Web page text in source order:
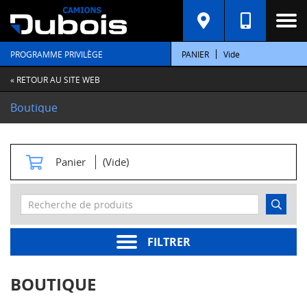
PROGRAMME PRIVILÈGE PANIER Vide
« RETOUR AU SITE WEB
Boutique
Panier (Vide)
FILTRER
C
A
T
É
G
O
R
E
S
t
e
r
moteur
BOUTIQUE